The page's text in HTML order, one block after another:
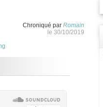
Chroniqué par Romain
le 30/10/2019